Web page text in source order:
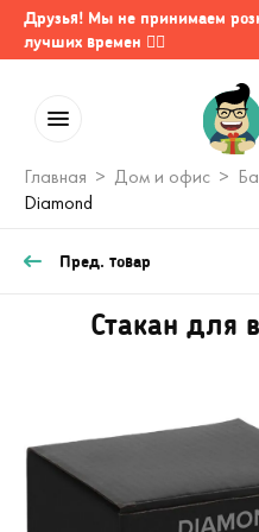
Друзья! Мы не принимаем
лучших времен 🤷‍♂️
Главная Дом и офис
Diamond
Пред. товар
Стакан для